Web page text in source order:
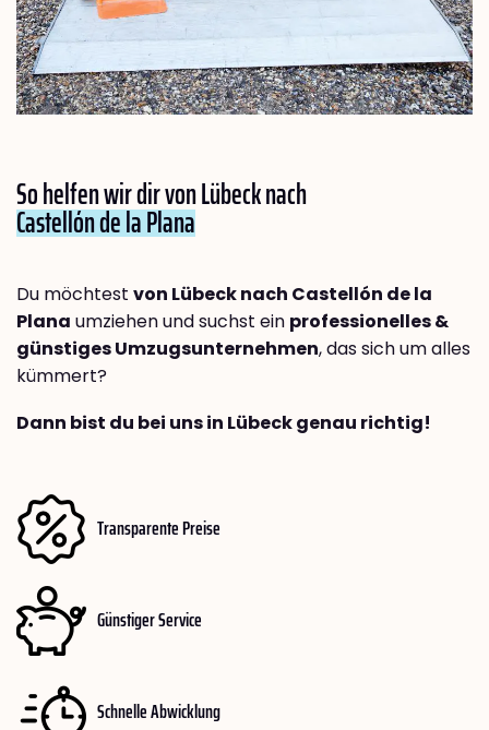
So helfen wir dir von Lübeck nach
Castellón de la Plana
Du möchtest von Lübeck nach Castellón de la
Plana umziehen und suchst ein professionelles &
günstiges Umzugsunternehmen, das sich um alles
kümmert?
Dann bist du bei uns in Lübeck genau richtig!
Transparente Preise
Günstiger Service
Schnelle Abwicklung